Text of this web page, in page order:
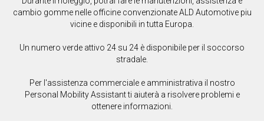
cambio gomme nelle officine convenzionate ALD Automotive piu
vicine e disponibili in tutta Europa.
Un numero verde attivo 24 su 24 è disponibile per il soccorso
stradale.
Per l'assistenza commerciale e amministrativa il nostro
Personal Mobility Assistant ti aiuterà a risolvere problemi e
ottenere informazioni.